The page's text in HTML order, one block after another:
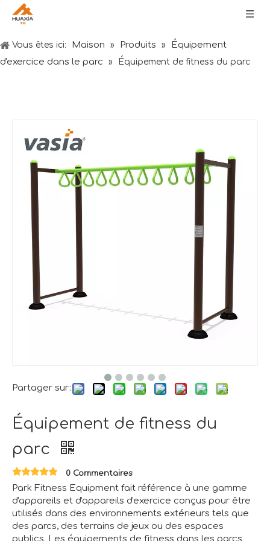
Vous êtes ici: Maison » Produits »
Équipement
d'exercice dans le parc
» Équipement de fitness du parc
Partager sur:
Équipement de fitness du
parc
0 Commentaires
Park Fitness Equipment fait référence à une gamme
d'appareils et d'appareils d'exercice conçus pour être
utilisés dans des environnements extérieurs tels que
des parcs, des terrains de jeux ou des espaces
publics. Les équipements de fitness dans les parcs